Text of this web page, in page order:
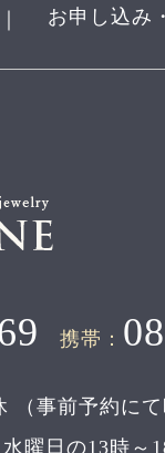
お申し込み
携帯：
（事前予約に
曜日の13時～